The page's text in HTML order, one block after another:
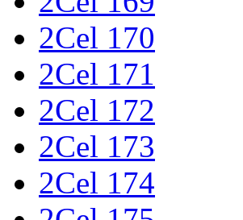
2Cel 170
2Cel 171
2Cel 172
2Cel 173
2Cel 174